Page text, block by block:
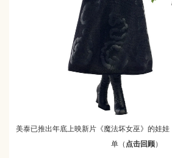
美泰已推出年底上映新片《魔法坏女巫》的娃
单（ 点击回顾）